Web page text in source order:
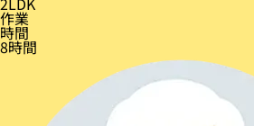
作業
時間
8時間